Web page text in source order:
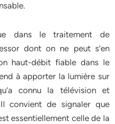
dans le traitement de
dont on ne peut s’en
haut-débit fiable dans le
à apporter la lumière sur
connu la télévision et
convient de signaler que
essentiellement celle de la